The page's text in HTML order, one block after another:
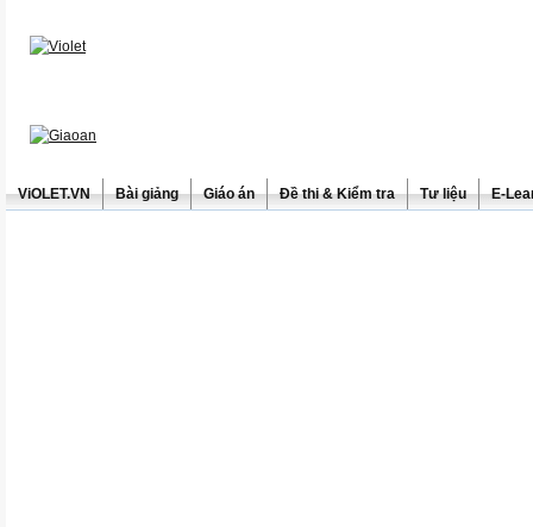
ViOLET.VN Bài giảng Giáo án Đề thi & Kiểm tra Tư liệu E-